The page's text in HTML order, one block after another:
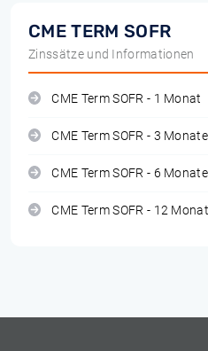
CME TERM SOFR
Zinssätze und Informationen
CME Term SOFR - 1 Monat
CME Term SOFR - 3 Monate
CME Term SOFR - 6 Monate
CME Term SOFR - 12